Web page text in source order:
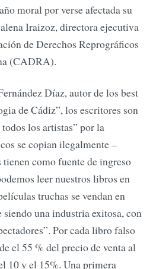
moral por verse afectada su
Iraizoz, directora ejecutiva
de Derechos Reprográficos
(CADRA).
Díaz, autor de los best
de Cádiz”, los escritores son
los artistas” por la
se copian ilegalmente –
como fuente de ingreso
leer nuestros libros en
truchas se vendan en
una industria exitosa, con
Por cada libro falso
el 55 % del precio de venta al
10 y el 15%. Una primera